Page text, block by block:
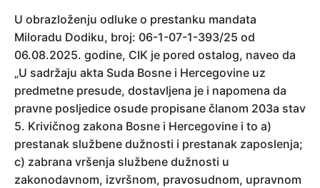
U obrazloženju odluke o prestanku mandata
Miloradu Dodiku, broj: 06-1-07-1-393/25 od
06.08.2025. godine, CIK je pored ostalog, naveo da
„U sadržaju akta Suda Bosne i Hercegovine uz
predmetne presude, dostavljena je i napomena da
pravne posljedice osude propisane članom 203a stav
5. Krivičnog zakona Bosne i Hercegovine i to a)
prestanak službene dužnosti i prestanak zaposlenja;
c) zabrana vršenja službene dužnosti u
zakonodavnom, izvršnom, pravosudnom, upravnom